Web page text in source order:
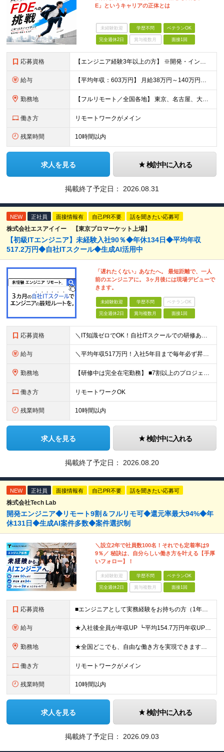
E」というキャリアの正体とは
未経験歓迎 学歴不問 ベテランOK
完全週休2日 賞与複数月 面接1回
応募資格 【エンジニア経験3年以上の方】 ※開発・インフラ・工程・言語一切不問 ※文理・学歴不問 【歓迎条件】 ◆Python実務経験がある方 ◆LLM・生成AIを使った開発経験がある方 ◆要件定義・顧客折衝
給与 【平均年収：603万円】 月給38万円～140万円＋諸手当（経験者） 【平均年収603万円】 ※案件の契約内容や昇給額などはすべて開示します。 ※経験や能力を考慮し決定します。 ※月給には固定残業
勤務地 【フルリモート／全国各地】 東京、名古屋、大阪、福岡を中心とした全国のプロジェクトにアサイン。 ※プロジェクトは完全選択制です。 ※フルリモート、ハイブリッド型、常駐案件から自由に選択可能です。 ※転
働き方 リモートワークがメイン
残業時間 10時間以内
求人を見る 検討中に入れる
掲載終了予定日： 2026.08.31
NEW 正社員 面接情報有 自己PR不要 話を聞きたい応募可
株式会社エスアイイー 【東京プロマーケット上場】
【初級ITエンジニア】未経験入社90％◆年休134日◆平均年収
517.2万円◆自社ITスクール◆生成AI活用中
「遅れたくない」あなたへ。 最短距離で、一人
前のエンジニアに。 3ヶ月後には現場デビューで
きます。
未経験歓迎 学歴不問 ベテランOK
完全週休2日 賞与複数月 面接1回
応募資格 ＼IT知識ゼロでOK！自社ITスクールでの研修あり／ ■完全未経験OK(文系出身70％) ■第二新卒歓迎 ■学歴不問 └社会人未経験の方も歓迎します！ 5名以上の採用を予定しているので、同期と入社も
給与 ＼平均年収517万円！入社5年目まで毎年必ず昇給／ ■賞与年3回 ■年収800万円以上も可 ■入社3年以上の平均年収469.2万円 月給23万2000円以上＋賞与年3回＋各種手当 ☆入社5年目まで最
勤務地 【研修中は完全在宅勤務】 ■7割以上のプロジェクトでリモートワークを導入 ■フルリモートもあり ■一都三県のプロジェクト先 ■転居を伴う転勤なし ＜プロジェクト先＞ 東京・神奈川・千葉・埼玉でのプロ
働き方 リモートワークOK
残業時間 10時間以内
求人を見る 検討中に入れる
掲載終了予定日： 2026.08.20
NEW 正社員 面接情報有 自己PR不要 話を聞きたい応募可
株式会社Tech Lab
開発エンジニア◆リモート9割＆フルリモ可◆還元率最大94%◆年
休131日◆生成AI案件多数◆案件選択制
＼設立2年で社員数100名！それでも定着率は9
9％／ 秘訣は、自分らしい働き方を叶える【手厚
いフォロー】！
未経験歓迎 学歴不問 ベテランOK
完全週休2日 賞与複数月 面接1回
応募資格 ■エンジニアとして実務経験をお持ちの方（1年以上） ■学歴不問 ■既卒・第二新卒OK ☆Tech Labの事業内容、ビジョンに共感できる⽅はぜひご応募ください！ ☆意欲重視の採用です！ 「経歴に自信
給与 ★入社後全員が年収UP ┗平均154.7万円年収UP！ ┗最大380万円UPの実績も 月給35万円～100万円＋決算賞与＋各種手当 【 給与イメージ 】 ■経験1年以上…月給35万円～＋決算賞与
勤務地 ★全国どこでも、自由な働き方を実現できます！ 全国のプロジェクト先やフルリモート環境での勤務も可能です。 ＼自由度の高い働き方、叶えます／ ・フルリモートで働きたい ・ハイブリットに働きたい ・家庭
働き方 リモートワークがメイン
残業時間 10時間以内
求人を見る 検討中に入れる
掲載終了予定日： 2026.09.03